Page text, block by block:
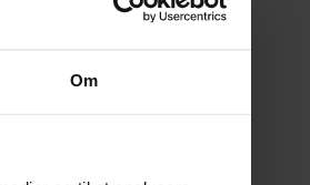
Om
29-07-2026